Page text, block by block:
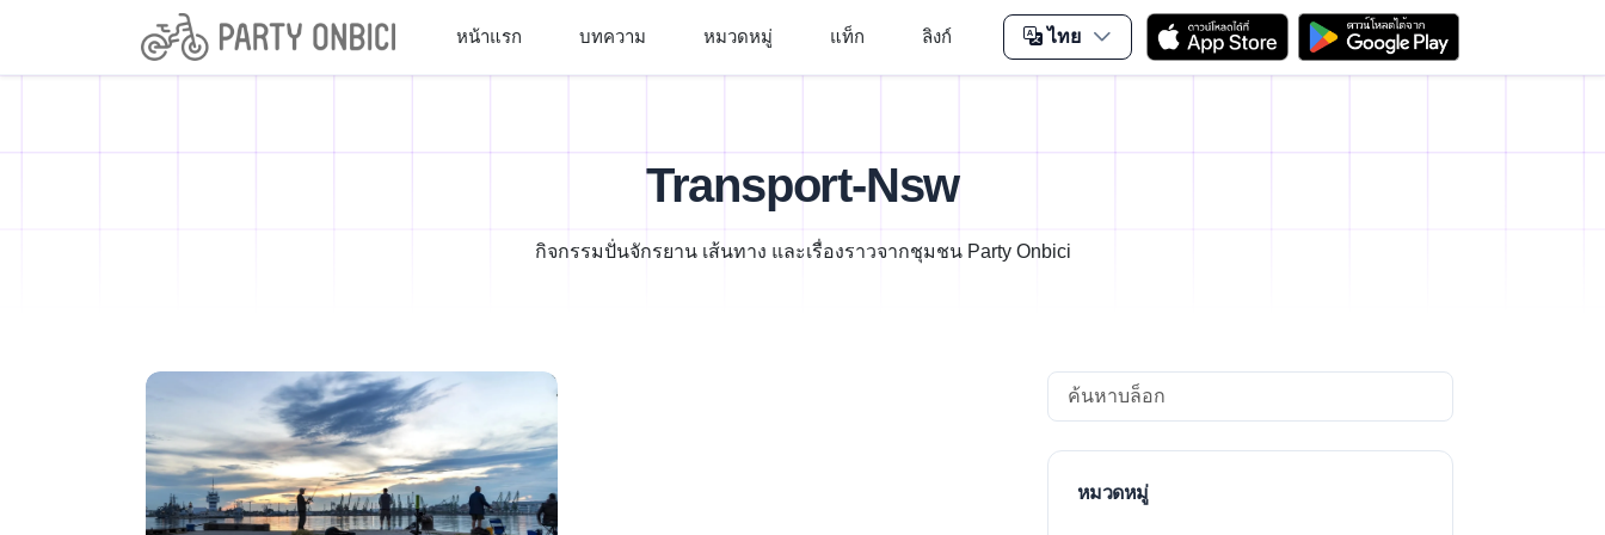
หน้าแรก บทความ หมวดหมู่ แท็ก ลิงก์ ไทย
Transport-Nsw
กิจกรรมปั่นจักรยาน เส้นทาง และเรื่องราวจากชุมชน Party Onbici
Search
หมวดหมู่